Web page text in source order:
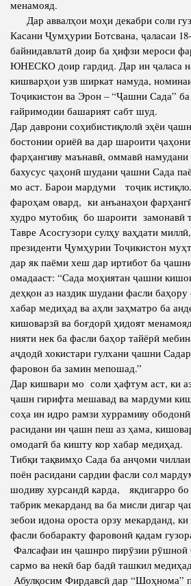
Полномочия
Биография
Книги
Статьи
Пресс-центр
ПРЕЗИДЕНТ РЕСПУБЛИКИ
Структура Института
Руководители и сотрудники
История руководителей
менамояд.
Дар аввалҳои моҳи декабри соли
Касани Ҷумҳурии Ботсвана, ҷаласаи
байнидавлатӣ доир ба ҳифзи мероси
ЮНЕСКО доир гардид. Дар ин ҷаласа
кишварҳои узв ширкат намуда,
Тоҷикистон ва Эрон – “Ҷашни Сада”
ғайримодии башарият сабт шуд.
Дар даврони соҳибистиқлолӣ эҳёи
бостонии ориёӣ ва дар шароити
фарҳангиву маънавӣ, оммавӣ
бахусус ҷаҳонӣ шудани ҷашни Сада
мо аст. Барои мардуми тоҷик
фароҳам овард, ки анъанаҳои
худро мутобиқ бо шароити замонавӣ
Тавре Асосгузори сулҳу ваҳдати
президенти Ҷумҳурии Тоҷикистон
дар як паёми хеш дар иртибот ба
омадааст: “Сада моҳиятан ҷашни
деҳқон аз наздик шудани фасли баҳору
хабар медиҳад ва аҳли заҳматро ба
кишоварзӣ ва боғдорӣ ҳидоят
нияти нек ба фасли баҳор тайёрӣ
аҷдодӣ хокистари гулхани ҷашни
фаровон ба замин мепошад.”
Дар кишвари мо соли ҳафтум аст, ки
ҷашн гирифта мешавад ва мардуми
соҳа ин идро рамзи хуррамиву
расидани ин ҷашн пеш аз ҳама,
омодагӣ ба кишту кор хабар медиҳад.
Тибқи тақвимҳо Сада ба анҷоми
поён расидани сардии фасли сол
шодиву хурсандӣ карда, якдигарро
табрик мекарданд ва ба мисли дигар
зебои идона ороста орзу мекарданд,
фасли бобаракту фаровонӣ қадам
Фалсафаи ин ҷашнро пирӯзии рӯшноӣ
сармо ва некӣ бар бадӣ ташкил
Абулқосим Фирдавсӣ дар “Шоҳнома”